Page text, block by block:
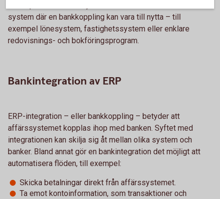
system där en bankkoppling kan vara till nytta – till
exempel lönesystem, fastighetssystem eller enklare
redovisnings- och bokföringsprogram.
Bankintegration av ERP
ERP-integration – eller bankkoppling – betyder att
affärssystemet kopplas ihop med banken. Syftet med
integrationen kan skilja sig åt mellan olika system och
banker. Bland annat gör en bankintegration det möjligt att
automatisera flöden, till exempel:
Skicka betalningar direkt från affärssystemet.
Ta emot kontoinformation, som transaktioner och